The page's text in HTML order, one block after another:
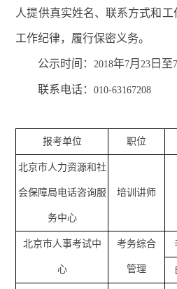
人提供真实姓名、联系方式和
工作纪律，履行保密义务。
公示时间： 2018年7月 23 日至7
联系电话：010-63167208
报考单位 职位
北京市人力资源和社
会保障局电话咨询服
务中心
培训讲师
北京市人事考试中
心
考务综合
管理